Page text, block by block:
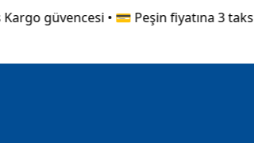
güvencesi • 💳 Peşin fiyatına 3 taksit